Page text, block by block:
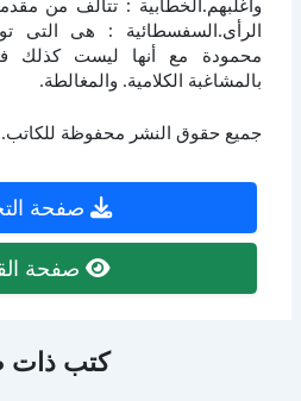
الرأى.السفسطائية : هى التى
محمودة مع أنها ليست كذلك
بالمشاغبة الكلامية. والمغالطة.
جميع حقوق النشر محفوظة للكاتب.
صفحة
صفحة
كتب ذات